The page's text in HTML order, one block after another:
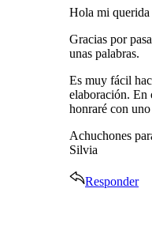
Hola mi
Gracias por
unas palabras.
Es muy fácil
elaboración. En
honraré con
Achuchones
Silvia
Responder